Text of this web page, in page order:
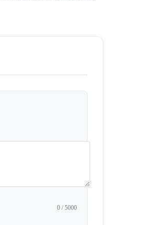
0/ 5000